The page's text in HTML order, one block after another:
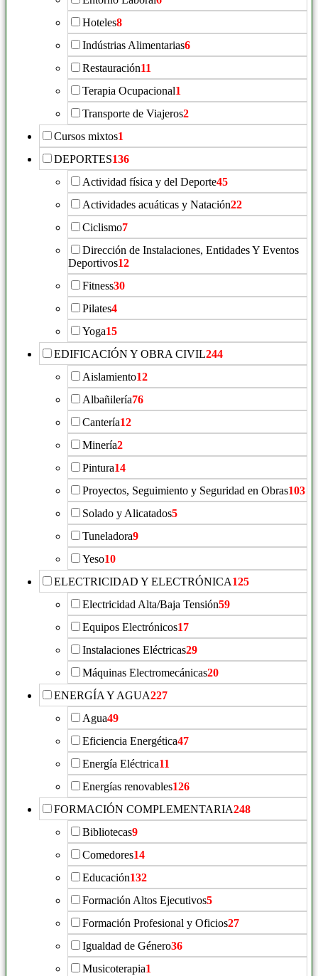
Hoteles8
Indústrias Alimentarias6
Restauración11
Terapia Ocupacional1
Transporte de Viajeros2
Cursos mixtos1
DEPORTES136
Actividad física y del Deporte45
Actividades acuáticas y Natación22
Ciclismo7
Dirección de Instalaciones, Entidades Y Eventos
Deportivos12
Fitness30
Pilates4
Yoga15
EDIFICACIÓN Y OBRA CIVIL244
Aislamiento12
Albañilería76
Cantería12
Minería2
Pintura14
Proyectos, Seguimiento y Seguridad en Obras103
Solado y Alicatados5
Tuneladora9
Yeso10
ELECTRICIDAD Y ELECTRÓNICA125
Electricidad Alta/Baja Tensión59
Equipos Electrónicos17
Instalaciones Eléctricas29
Máquinas Electromecánicas20
ENERGÍA Y AGUA227
Agua49
Eficiencia Energética47
Energía Eléctrica11
Energías renovables126
FORMACIÓN COMPLEMENTARIA248
Bibliotecas9
Comedores14
Educación132
Formación Altos Ejecutivos5
Formación Profesional y Oficios27
Igualdad de Género36
Musicoterapia1